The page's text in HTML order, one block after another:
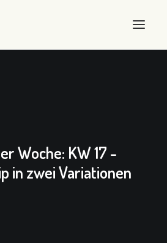
Woche: KW 17 -
in zwei Variationen